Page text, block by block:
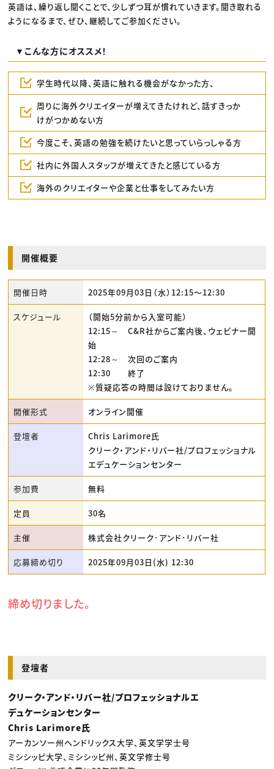
英語は、繰り返し聞くことで、少しずつ耳が慣れていきます。聞き取れる
ようになるまで、ぜひ、継続してご参加ください。
▼こんな方にオススメ！
学生時代以降、英語に触れる機会がなかった方、
周りに海外クリエイターが増えてきたけれど、話すきっか
けがつかめない方
今度こそ、英語の勉強を続けたいと思っていらっしゃる方
社内に外国人スタッフが増えてきたと感じている方
海外のクリエイターや企業と仕事をしてみたい方
開催概要
開催日時 2025年09月03日（水）12:15〜12:30
スケジュール
（開始5分前から入室可能）
12:15～ C&R社からご案内後、ウェビナー開
始
12:28～ 次回のご案内
12:30 終了
※質疑応答の時間は設けておりません。
開催形式 オンライン開催
登壇者
Chris Larimore氏
クリーク・アンド・リバー社/プロフェッショナル
エデュケーションセンター
参加費 無料
定員 30名
主催 株式会社クリーク･アンド･リバー社
応募締め切り 2025年09月03日(水) 12:30
締め切りました。
登壇者
クリーク・アンド・リバー社/プロフェッショナルエ
デュケーションセンター
Chris Larimore氏
アーカンソー州ヘンドリックス大学、英文学学士号
ミシシッピ大学、ミシシッピ州、英文学修士号